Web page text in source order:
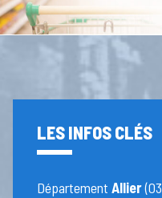
LES INFOS CLÉS
DépartementAllier